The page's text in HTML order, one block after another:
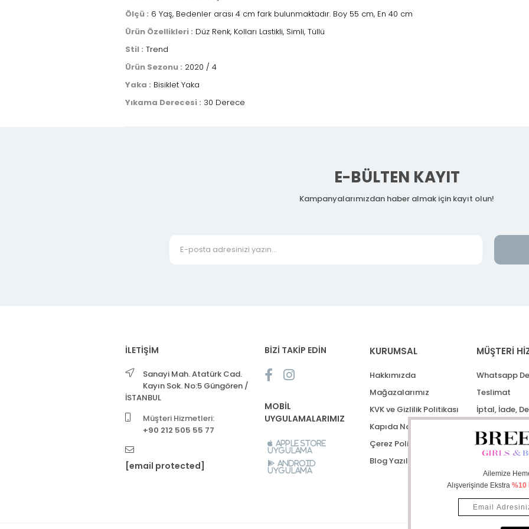
Ölçü : 6 Yaş, Bedenler arası 4 cm fark bulunmaktadır. Boy 55 cm, En 40 cm
Ürün Özellikleri : Düz Renk, Kolları Lastikli, Simli, Tüllü
Stil : Trend
Ürün Sezonu : 2020 / 4
Yaka : Bisiklet Yaka
Yıkama Derecesi : 30 Derece
E-BÜLTEN KAYIT
Kampanyalarımızdan haber almak için kayıt olun!
İLETİŞİM
Sanayi Mah. Atatürk Cad.
Kayın Sok. No:5 Güngören /
İSTANBUL
Müşteri Hizmetleri:
+90 212 505 55 77
[email protected]
BİZİ TAKİP EDİN
MOBİL
UYGULAMALARIMIZ
Apple Store
Uygulama
Android
Uygulama
KURUMSAL
Hakkımızda
Mağazalarımız
KVK ve Gizlilik Politikası
Kapıda Nakit Ödeme
Çerez Politikası
Blog Yazıları
MÜŞTERİ
Whatsapp
Teslimat
İptal, İade,